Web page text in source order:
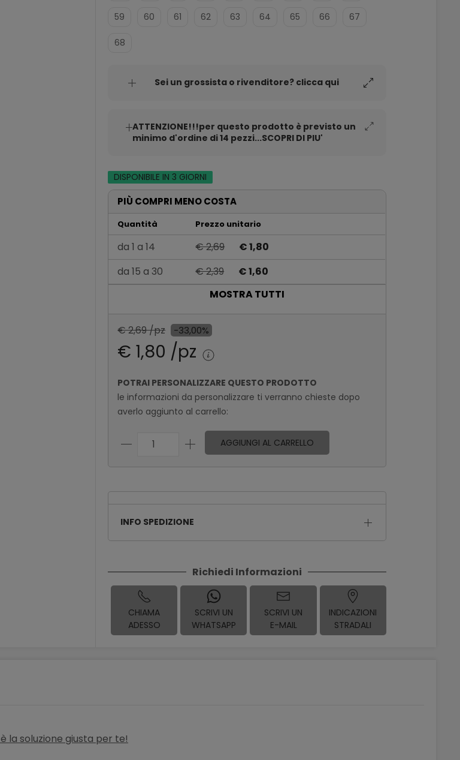
59 60 61 62 63 64 65 66 67
68
Sei un grossista o rivenditore? clicca qui
ATTENZIONE!!!per questo prodotto è previsto un
minimo d'ordine di 14 pezzi...SCOPRI DI PIU'
DISPONIBILE IN 3 GIORNI
PIÙ COMPRI MENO COSTA
Quantità Prezzo unitario
da 1 a 14 € 2,69
€ 1,80
da 15 a 30
€ 2,39
€ 1,60
€ 2,09
€ 1,40
€ 1,79
MOSTRA TUTTI
€ 2,69 /pz -33,00%
€ 1,80 /pz
POTRAI PERSONALIZZARE QUESTO PRODOTTO
le informazioni da personalizzare ti verranno chieste dopo
averlo aggiunto al carrello:
AGGIUNGI AL CARRELLO
INFO SPEDIZIONE
Richiedi Informazioni
CHIAMA
ADESSO
SCRIVI UN
WHATSAPP
SCRIVI UN
E-MAIL
INDICAZIONI
STRADALI
è la soluzione giusta per te!